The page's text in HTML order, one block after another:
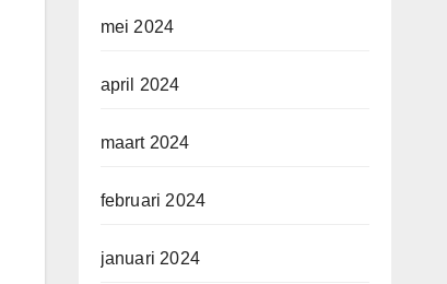
mei 2024
april 2024
maart 2024
februari 2024
januari 2024